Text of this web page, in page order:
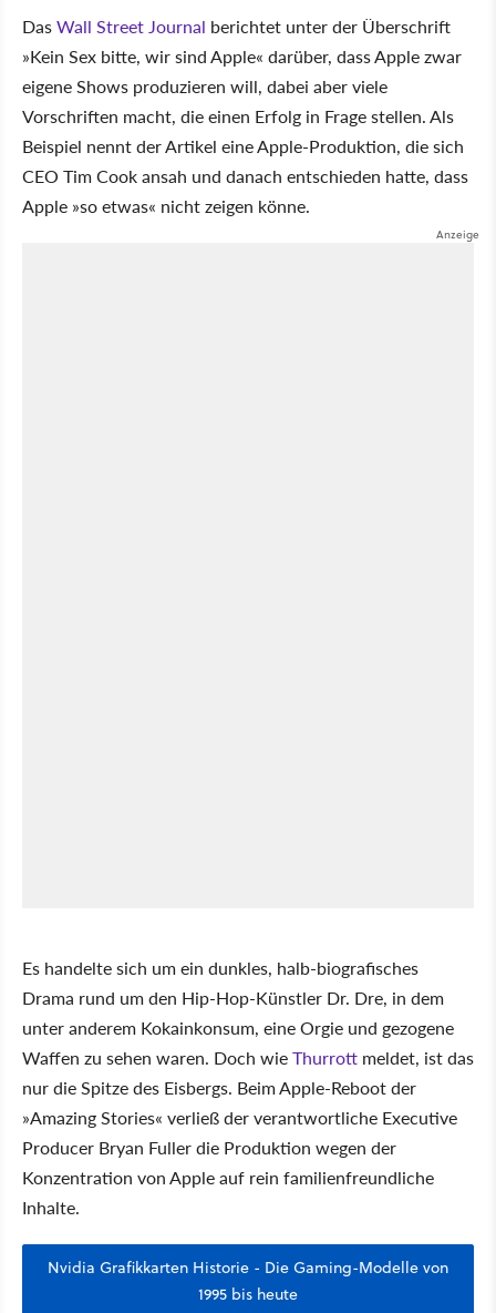
DasWall Street Journal berichtet unter der Überschrift
»Kein Sex bitte, wir sind Apple« darüber, dass Apple zwar
eigene Shows produzieren will, dabei aber viele
Vorschriften macht, die einen Erfolg in Frage stellen. Als
Beispiel nennt der Artikel eine Apple-Produktion, die sich
CEO Tim Cook ansah und danach entschieden hatte, dass
Apple »so etwas« nicht zeigen könne.
Es handelte sich um ein dunkles, halb-biografisches
Drama rund um den Hip-Hop-Künstler Dr. Dre, in dem
unter anderem Kokainkonsum, eine Orgie und gezogene
Waffen zu sehen waren. Doch wieThurrott meldet, ist das
nur die Spitze des Eisbergs. Beim Apple-Reboot der
»Amazing Stories« verließ der verantwortliche Executive
Producer Bryan Fuller die Produktion wegen der
Konzentration von Apple auf rein familienfreundliche
Inhalte.
Nvidia Grafikkarten Historie - Die Gaming-Modelle von
1995 bis heute